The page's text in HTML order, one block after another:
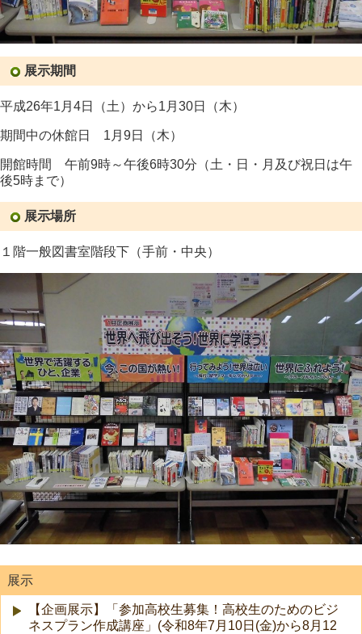
展示期間
平成26年1月4日（土）から1月30日（木）
期間中の休館日 1月9日（木）
開館時間 午前9時～午後6時30分（土・日・月及び祝日は午
後5時まで）
展示場所
１階一般図書室階段下（手前・中央）
展示
【企画展示】「参加高校生募集！高校生のためのビジ
ネスプラン作成講座」(令和8年7月10日(金)から8月12